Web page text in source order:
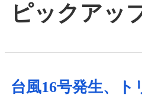
ピックアッ
台風16号発生、ト